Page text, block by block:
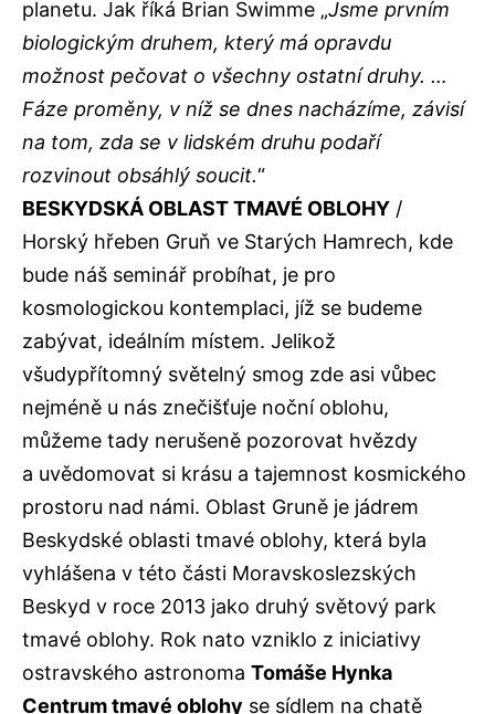
planetu. Jak říká Brian Swimme „Jsme prvním
biologickým druhem, který má opravdu
možnost pečovat o všechny ostatní druhy. …
Fáze proměny, v níž se dnes nacházíme, závisí
na tom, zda se v lidském druhu podaří
rozvinout obsáhlý soucit.“
BESKYDSKÁ OBLAST TMAVÉ OBLOHY /
Horský hřeben Gruň ve Starých Hamrech, kde
bude náš seminář probíhat, je pro
kosmologickou kontemplaci, jíž se budeme
zabývat, ideálním místem. Jelikož
všudypřítomný světelný smog zde asi vůbec
nejméně u nás znečišťuje noční oblohu,
můžeme tady nerušeně pozorovat hvězdy
a uvědomovat si krásu a tajemnost kosmického
prostoru nad námi. Oblast Gruně je jádrem
Beskydské oblasti tmavé oblohy, která byla
vyhlášena v této části Moravskoslezských
Beskyd v roce 2013 jako druhý světový park
tmavé oblohy. Rok nato vzniklo z iniciativy
ostravského astronoma Tomáše Hynka
Centrum tmavé oblohy se sídlem na chatě